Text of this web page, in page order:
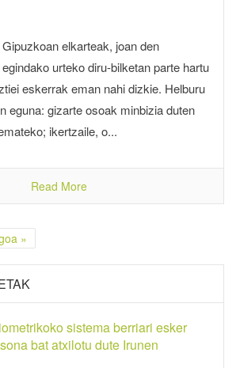
elkarteak, joan den
urteko diru-bilketan parte hartu
eskerrak eman nahi dizkie. Helburu
eguna: gizarte osoak minbizia duten
ikertzaile, o...
Read More
»
sistema berriari esker
bat atxilotu dute Irunen